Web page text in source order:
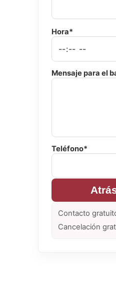
Hora*
Mensaje para el
Teléfono*
Contacto
Cancelación